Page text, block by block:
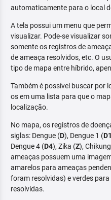
automaticamente para o local
A tela possui um menu que
visualizar. Pode-se visualizar
somente os registros de
de ameaça resolvidos, etc. O
tipo de mapa entre híbrido,
Também é possível buscar por
os em uma lista para que o
localização.
No mapa, os registros de
siglas: Dengue (D), Dengue 1 (D1
Dengue 4 (D4), Zika (Z),
ameaças possuem uma
amarelos para ameaças
foram resolvidas) e verdes
resolvidas.